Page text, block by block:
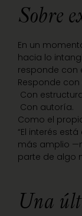
Sobre
En un
hacia lo
responde con
Responde
Con
Con autoría.
Como el
“El interés
más amplio
parte de algo
Una